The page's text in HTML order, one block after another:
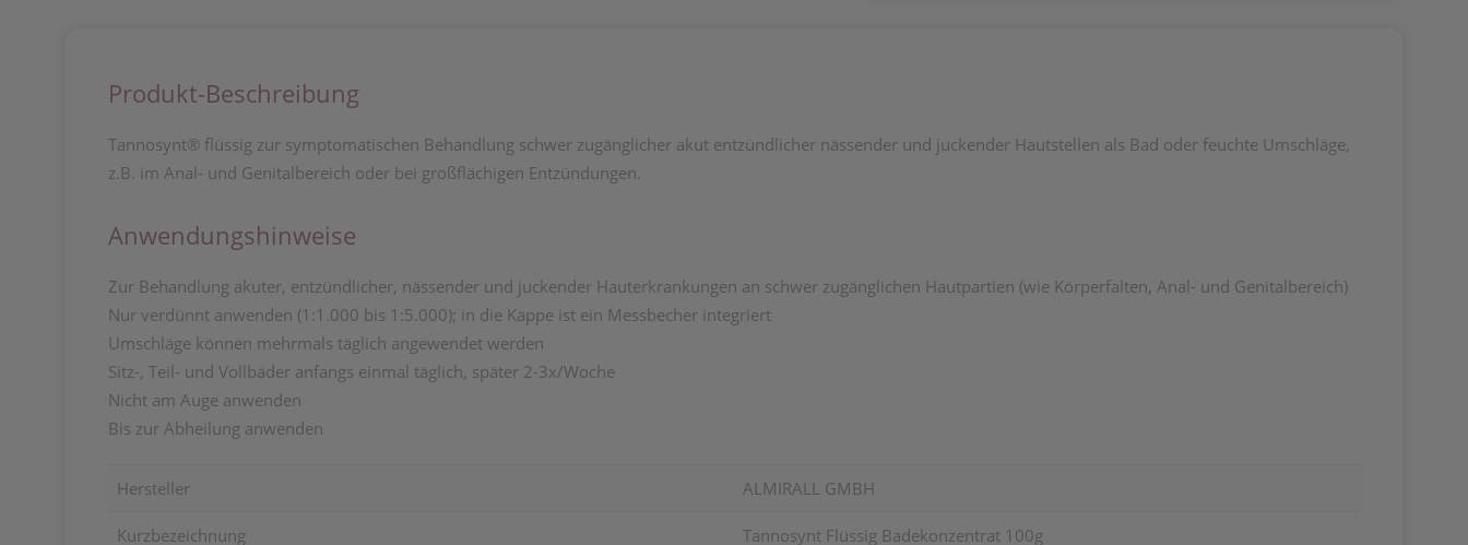
Produkt-Beschreibung
Tannosynt® flüssig zur symptomatischen Behandlung schwer zugänglicher akut entzündlicher nässender und juckender Hautstellen als Bad oder feuchte Umschläge,
z.B. im Anal- und Genitalbereich oder bei großflächigen Entzündungen.
Anwendungshinweise
Zur Behandlung akuter, entzündlicher, nässender und juckender Hauterkrankungen an schwer zugänglichen Hautpartien (wie Körperfalten, Anal- und Genitalbereich)
Nur verdünnt anwenden (1:1.000 bis 1:5.000); in die Kappe ist ein Messbecher integriert
Umschläge können mehrmals täglich angewendet werden
Sitz-, Teil- und Vollbäder anfangs einmal täglich, später 2-3x/Woche
Nicht am Auge anwenden
Bis zur Abheilung anwenden
Hersteller ALMIRALL GMBH
Kurzbezeichnung Tannosynt Flüssig Badekonzentrat 100g